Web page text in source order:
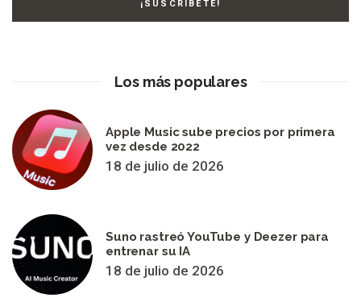
Los más populares
Apple Music sube precios por primera
vez desde 2022
18 de julio de 2026
Suno rastreó YouTube y Deezer para
entrenar su IA
18 de julio de 2026